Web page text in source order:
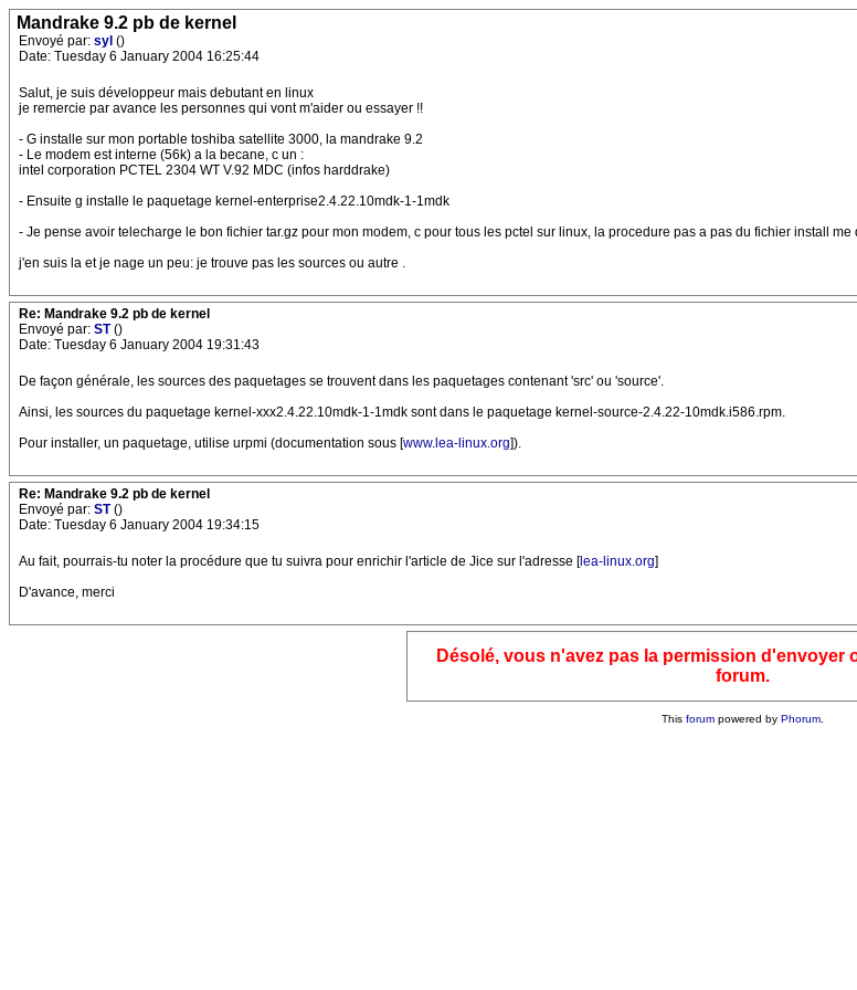
Mandrake 9.2 pb de kernel
Envoyé par: syl ()
Date: Tuesday 6 January 2004 16:25:44
Salut, je suis développeur mais debutant en linux
je remercie par avance les personnes qui vont m'aider ou essayer !!
- G installe sur mon portable toshiba satellite 3000, la mandrake 9.2
- Le modem est interne (56k) a la becane, c un :
intel corporation PCTEL 2304 WT V.92 MDC (infos harddrake)
- Ensuite g installe le paquetage kernel-enterprise2.4.22.10mdk-1-1mdk
- Je pense avoir telecharge le bon fichier tar.gz pour mon modem, c pour tous les pctel sur linux, la procedure pas a pas du fichier install me
j'en suis la et je nage un peu: je trouve pas les sources ou autre .
Re: Mandrake 9.2 pb de kernel
Envoyé par: ST()
Date: Tuesday 6 January 2004 19:31:43
De façon générale, les sources des paquetages se trouvent dans les paquetages contenant 'src' ou 'source'.
Ainsi, les sources du paquetage kernel-xxx2.4.22.10mdk-1-1mdk sont dans le paquetage kernel-source-2.4.22-10mdk.i586.rpm.
Pour installer, un paquetage, utilise urpmi (documentation sous [www.lea-linux.org]).
Re: Mandrake 9.2 pb de kernel
Envoyé par: ST()
Date: Tuesday 6 January 2004 19:34:15
Au fait, pourrais-tu noter la procédure que tu suivra pour enrichir l'article de Jice sur l'adresse [lea-linux.org]
D'avance, merci
Désolé, vous n'avez pas la permission d'envoyer
forum.
This forumpowered by Phorum.